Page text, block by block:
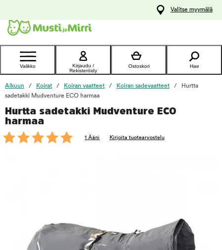
Ota yhteyttä
asiakaspalveluun
Valitse myymälä
Valikko
Kirjaudu /
Rekisteröidy
Ostoskori Hae
Alkuun Koirat Koiran vaatteet Koiran sadevaatteet
Hurtta
sadetakki Mudventure ECO harmaa
Hurtta sadetakki Mudventure ECO
harmaa
1 Ääni Kirjoita tuotearvostelu
foo